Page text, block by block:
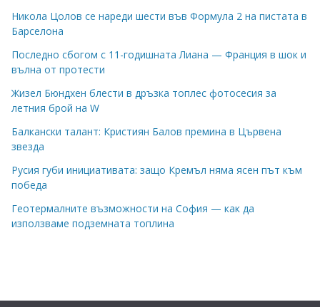
Никола Цолов се нареди шести във Формула 2 на пистата в
Барселона
Последно сбогом с 11-годишната Лиана — Франция в шок и
вълна от протести
Жизел Бюндхен блести в дръзка топлес фотосесия за
летния брой на W
Балкански талант: Кристиян Балов премина в Цървена
звезда
Русия губи инициативата: защо Кремъл няма ясен път към
победа
Геотермалните възможности на София — как да
използваме подземната топлина